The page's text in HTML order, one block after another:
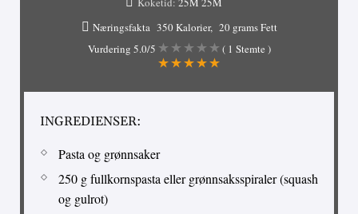
Næringsfakta 350 Kalorier
20 grams Fett
Vurdering 5.0/5 ( 1 Stemte )
INGREDIENSER:
Pasta og grønnsaker
250 g fullkornspasta eller grønnsaksspiraler (squash
og gulrot)